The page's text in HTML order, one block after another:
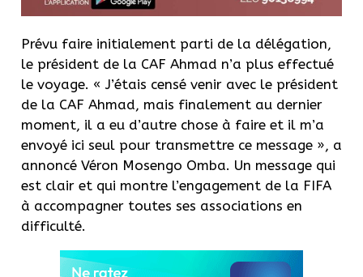
Prévu faire initialement parti de la délégation,
le président de la CAF Ahmad n’a plus effectué
le voyage. « J’étais censé venir avec le président
de la CAF Ahmad, mais finalement au dernier
moment, il a eu d’autre chose à faire et il m’a
envoyé ici seul pour transmettre ce message », a
annoncé Véron Mosengo Omba. Un message qui
est clair et qui montre l’engagement de la FIFA
à accompagner toutes ses associations en
difficulté.